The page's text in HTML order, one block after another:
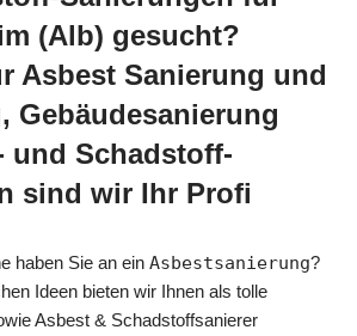
(Alb) gesucht?
Asbest Sanierung und
Gebäudesanierung
und Schadstoff-
sind wir Ihr Profi
haben Sie an ein Asbestsanierung?
Ideen bieten wir Ihnen als tolle
Asbest & Schadstoffsanierer